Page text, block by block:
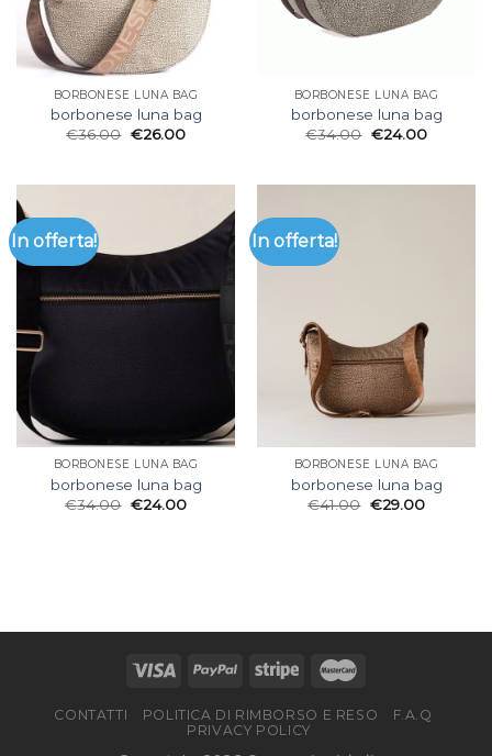
BORBONESE LUNA BAG
borbonese luna bag
€36.00 €26.00
BORBONESE LUNA BAG
borbonese luna bag
€34.00 €24.00
In offerta!
BORBONESE LUNA BAG
borbonese luna bag
€34.00 €24.00
In offerta!
BORBONESE LUNA BAG
borbonese luna bag
€41.00 €29.00
CONTATTI POLITICA DI RIMBORSO E RESO
F.A.Q
PRIVACY POLICY